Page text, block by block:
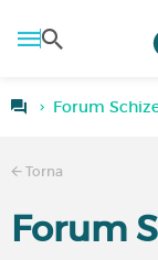
Forum
Torna
Forum